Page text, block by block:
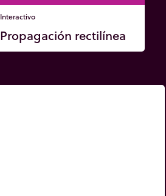
Interactivo
Propagación rectilínea